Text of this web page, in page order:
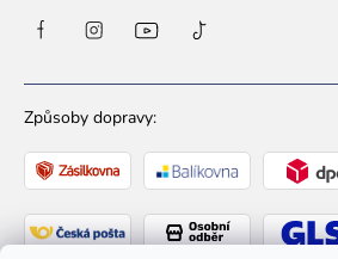
Způsoby dopravy: